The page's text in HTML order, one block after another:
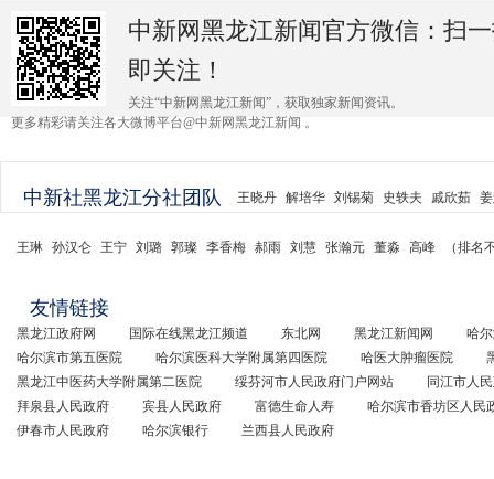
中新网黑龙江新闻官方微信：扫
即关注！
关注“中新网黑龙江新闻”，获取独家新闻资讯。
更多精彩请关注各大微博平台@中新网黑龙江新闻 。
中新社黑龙江分社团队 王晓丹 解培华 刘锡菊 史轶夫 戚欣茹
王琳 孙汉仑 王宁 刘璐 郭璨 李香梅 郝雨 刘慧 张瀚元 董淼 高峰 （排名
友情链接
黑龙江政府网 国际在线黑龙江频道 东北网 黑龙江新闻网
哈
哈尔滨市第五医院
哈尔滨医科大学附属第四医院 哈医大肿瘤医院
黑龙江中医药大学附属第二医院
绥芬河市人民政府门户网站
同江市人
拜泉县人民政府
宾县人民政府 富德生命人寿
哈尔滨市香坊区人民
伊春市人民政府
哈尔滨银行 兰西县人民政府